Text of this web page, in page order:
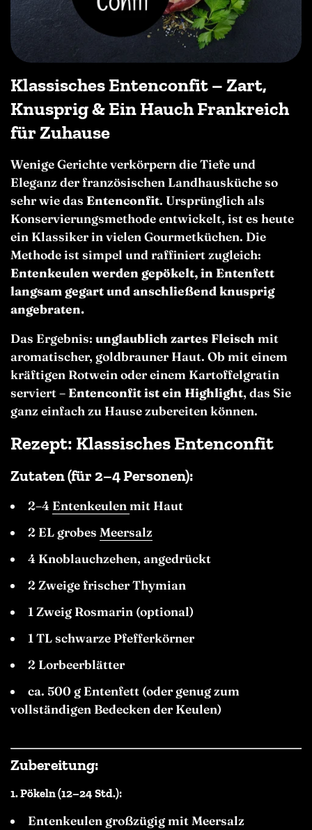
Klassisches Entenconfit – Zart,
Knusprig & Ein Hauch Frankreich
für Zuhause
Wenige Gerichte verkörpern die Tiefe und
Eleganz der französischen Landhausküche so
sehr wie das Entenconfit. Ursprünglich als
Konservierungsmethode entwickelt, ist es heute
ein Klassiker in vielen Gourmetküchen. Die
Methode ist simpel und raffiniert zugleich:
Entenkeulen werden gepökelt, in Entenfett
langsam gegart und anschließend knusprig
angebraten.
Das Ergebnis: unglaublich zartes Fleisch mit
aromatischer, goldbrauner Haut. Ob mit einem
kräftigen Rotwein oder einem Kartoffelgratin
serviert – Entenconfit ist ein Highlight, das Sie
ganz einfach zu Hause zubereiten können.
Rezept: Klassisches Entenconfit
Zutaten (für 2–4 Personen):
2–4 Entenkeulenmit Haut
2 EL grobes Meersalz
4 Knoblauchzehen, angedrückt
2 Zweige frischer Thymian
1 Zweig Rosmarin (optional)
1 TL schwarze Pfefferkörner
2 Lorbeerblätter
ca. 500 g Entenfett (oder genug zum
vollständigen Bedecken der Keulen)
Zubereitung:
1.Pökeln (12–24 Std.):
Entenkeulen großzügig mit Meersalz